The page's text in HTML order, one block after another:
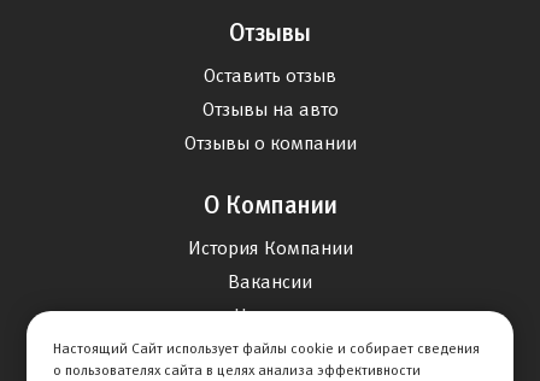
Отзывы
Оставить отзыв
Отзывы на авто
Отзывы о компании
О Компании
История Компании
Вакансии
Новости
Настоящий Сайт использует файлы cookie и собирает сведения
о пользователях сайта в целях анализа эффективности